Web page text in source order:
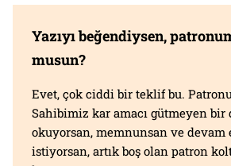
Yazıyı beğendiysen,
musun?
Evet, çok ciddi bir teklif bu.
Sahibimiz kar amacı gütmeyen bir
okuyorsan, memnunsan ve devam
istiyorsan, artık boş olan patron